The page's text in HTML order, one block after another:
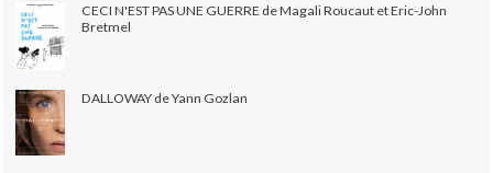
CECI N'EST PAS UNE GUERRE de Magali Roucaut et Eric-John
Bretmel
DALLOWAY de Yann Gozlan